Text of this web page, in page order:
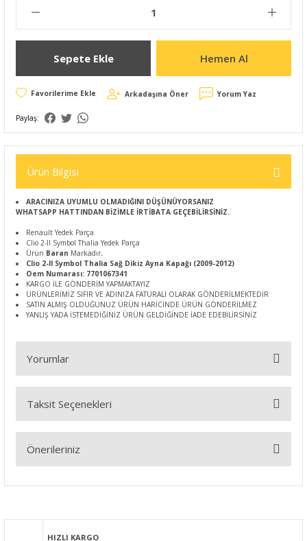
Sepete Ekle Hemen Al
Arkadaşına Öner Yorum Yaz
Paylaş:
Ürün Bilgisi
ARACINIZA UYUMLU OLMADIĞINI DÜŞÜNÜYORSANIZ
WHATSAPP HATTINDAN BİZİMLE İRTİBATA GEÇEBİLİRSİNİZ.
Renault Yedek Parça
Clio 2-II Symbol Thalia Yedek Parça
Ürün Baran Markadır.
Clio 2-II Symbol Thalia Sağ Dikiz Ayna Kapağı (2009-2012)
Oem Numarası: 7701067341
KARGO İLE GÖNDERİM YAPMAKTAYIZ
ÜRÜNLERİMİZ SIFIR VE ADINIZA FATURALI OLARAK GÖNDERİLMEKTEDİR
SATIN ALMIŞ OLDUĞUNUZ ÜRÜN HARİCİNDE ÜRÜN GÖNDERİLMEZ
YANLIŞ YADA İSTEMEDİĞİNİZ ÜRÜN GELDİĞİNDE İADE EDEBİLİRSİNİZ
Yorumlar
Bu ürüne ilk yorumu siz yapın!
Taksit Seçenekleri
Önerileriniz
Görüş ve önerileriniz için teşekkür ederiz.
HIZLI KARGO